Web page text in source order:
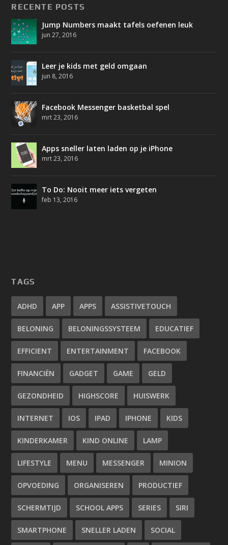
RECENTE POSTS
Jump Numbers maakt tafels oefenen leuk
jun 27, 2016
Leer je kids met geld omgaan
jun 8, 2016
Facebook Messenger basketbal spel
mrt 23, 2016
Apps sneller laten laden op je iPhone
mrt 23, 2016
To Do: Nooit meer iets vergeten
feb 13, 2016
TAGS
ADHD APP APPS ASSISTIVETOUCH
BELONING BELONINGSSYSTEEM EDUCATIEF
EFFICIENT ENTERTAINMENT FACEBOOK
FINANCIËN GADGET GAME GELD
GEZONDHEID HIGHSCORE HUISWERK
INTERNET IOS IPAD IPHONE KIDS
KINDERKAMER KIND ONLINE LAMP
LIFESTYLE MENU MESSENGER MINION
OPVOEDING ORGANISEREN PRODUCTIEF
SCHERMTIJD SCHOOL APPS SERIES SIRI
SMARTPHONE SNELLER LADEN SOCIAL